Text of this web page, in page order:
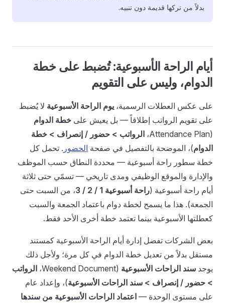
بدلاً من تركها قديمة دون تنبيه.
أيام الراحة الأسبوعية: تُضبط على خطة
الدوام، وليس على التقويم
على عكس العطلات الرسمية، يوم الراحة الأسبوعية لا يُضبط
على تقويم الرواتب إطلاقاً — بل يعيش على خطة الدوام
(Attendance Plan،
الرواتب > حضور / إنصراف > خطة
الدوام)، الموضحة بالتفصيل في صفحة الحضور . تحمل كل
خطة سطور راحة أسبوعية — محددة النطاق حسب الموظف
والإدارة والموقع الوظيفي ومدى تاريخي — تسمّي حتى ثلاثة
أيام راحة أسبوعية (راحة أسبوعية 1 / 2 / 3
، من السبت حتى
الجمعة). هذا ما يسمح لخطة دوام باعتماد الجمعة والسبت
كعطلتها الأسبوعية بينما تعتمد خطة أخرى الأحد فقط.
بعض الشركات تفضل إدارة أيام الراحة الأسبوعية كمستند
مستقل بدلاً من تعديل خطة الدوام في كل مرة؛ ولأجل ذلك
يوجد سند الراحات الأسبوعية (Weekend Document،
الرواتب
> حضور / إنصراف > سند الراحات الأسبوعية)، وإعداد عام
على مستوى الوحدة — اعتماد الراحات الأسبوعية من سندها